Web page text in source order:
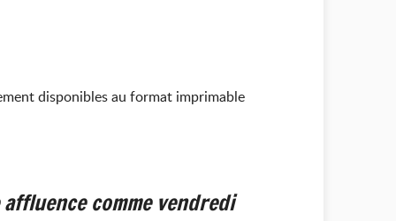
disponibles au format imprimable
comme vendredi